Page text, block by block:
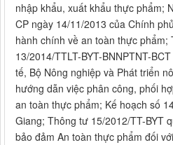
nhập khẩu, xuất khẩu thực phẩm;
CP ngày 14/11/2013 của Chính
hành chính về an toàn thực phẩm;
13/2014/TTLT-BYT-BNNPTNT-
tế, Bộ Nông nghiệp và Phát triển
hướng dẫn việc phân công, phối
an toàn thực phẩm; Kế hoạch số
Giang; Thông tư 15/2012/TT-BYT
bảo đảm An toàn thực phẩm đối